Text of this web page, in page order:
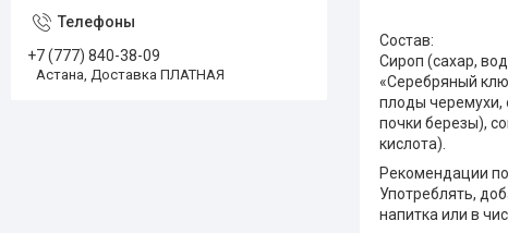
Состав:
Сироп (сахар,
«Серебряный
плоды черемухи,
почки березы),
кислота).
Рекомендации
Употреблять,
напитка или в
+7 (777) 840-38-09
Астана, Доставка ПЛАТНАЯ